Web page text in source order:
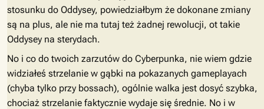
stosunku do Oddysey, powiedziałbym że dokonane zmiany
są na plus, ale nie ma tutaj też żadnej rewolucji, ot takie
Oddysey na sterydach.
No i co do twoich zarzutów do Cyberpunka, nie wiem gdzie
widziałeś strzelanie w gąbki na pokazanych gameplayach
(chyba tylko przy bossach), ogólnie walka jest dosyć szybka,
chociaż strzelanie faktycznie wydaje się średnie. No i w